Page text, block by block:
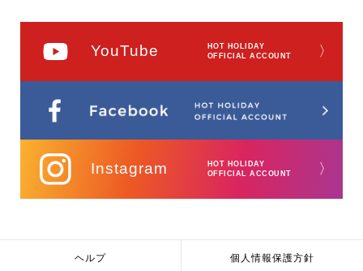
YouTube
HOT HOLIDAY
OFFICIAL ACCOUNT
〉
Instagram
HOT HOLIDAY
OFFICIAL ACCOUNT
〉
ヘルプ 個人情報保護方針